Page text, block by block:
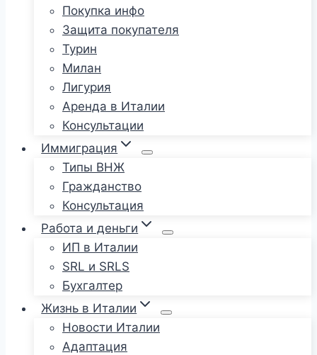
Покупка инфо
Защита покупателя
Турин
Милан
Лигурия
Аренда в Италии
Консультации
Иммиграция
Типы ВНЖ
Гражданство
Консультация
Работа и деньги
ИП в Италии
SRL и SRLS
Бухгалтер
Жизнь в Италии
Новости Италии
Адаптация